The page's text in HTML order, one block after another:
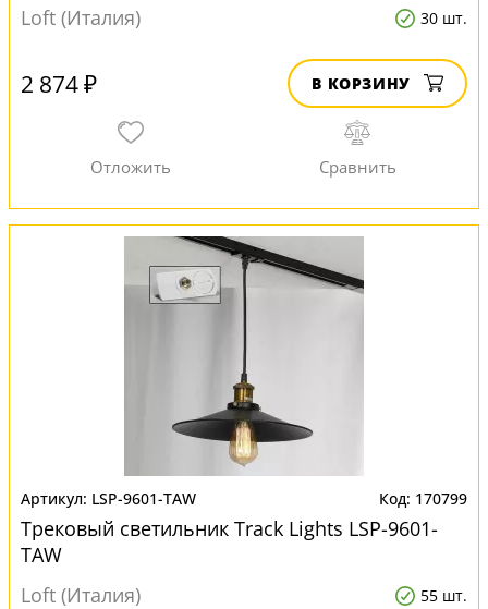
Loft (Италия)
30 шт.
2 874 ₽ В КОРЗИНУ
LSP-9601-TAW 170799
Трековый светильник Track Lights LSP-9601-
TAW
Loft (Италия)
55 шт.